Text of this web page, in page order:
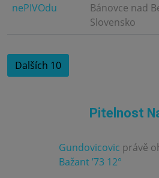
nePIVOdu
Bánovce nad
Slovensko
Dalších 10
Pitelnost
Gundovicovic právě
Bažant ’73 12°